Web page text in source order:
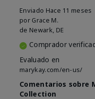
Enviado Hace 11 meses
por Grace M.
de Newark, DE
Comprador
Evaluado en
marykay.com/en-us/
Comentarios sobre
Collection